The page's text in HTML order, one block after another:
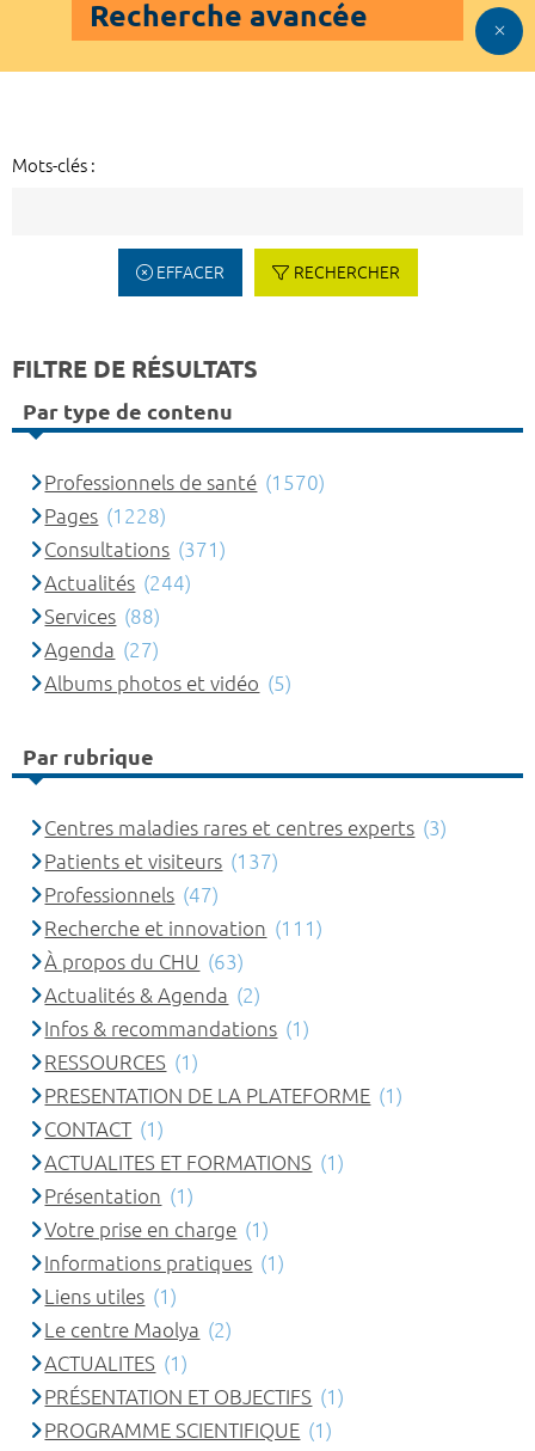
Recherche avancée
Mots-clés :
EFFACER RECHERCHER
FILTRE DE RÉSULTATS
Par type de contenu
Professionnels de santé (1570)
Pages (1228)
Consultations (371)
Actualités (244)
Services (88)
Agenda (27)
Albums photos et vidéo (5)
Par rubrique
Centres maladies rares et centres experts (3)
Patients et visiteurs (137)
Professionnels (47)
Recherche et innovation (111)
À propos du CHU (63)
Actualités & Agenda (2)
Infos & recommandations (1)
RESSOURCES (1)
PRESENTATION DE LA PLATEFORME (1)
CONTACT (1)
ACTUALITES ET FORMATIONS (1)
Présentation (1)
Votre prise en charge (1)
Informations pratiques (1)
Liens utiles (1)
Le centre Maolya (2)
ACTUALITES (1)
PRÉSENTATION ET OBJECTIFS (1)
PROGRAMME SCIENTIFIQUE (1)